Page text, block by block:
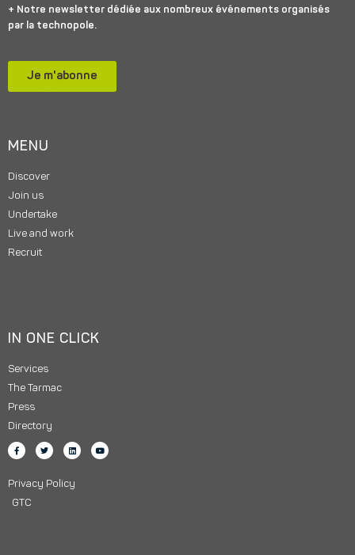
+ Notre newsletter dédiée aux nombreux événements organisés
par la technopole.
Je m'abonne
MENU
Discover
Join us
Undertake
Live and work
Recruit
IN ONE CLICK
Services
The Tarmac
Press
Directory
Privacy Policy
GTC